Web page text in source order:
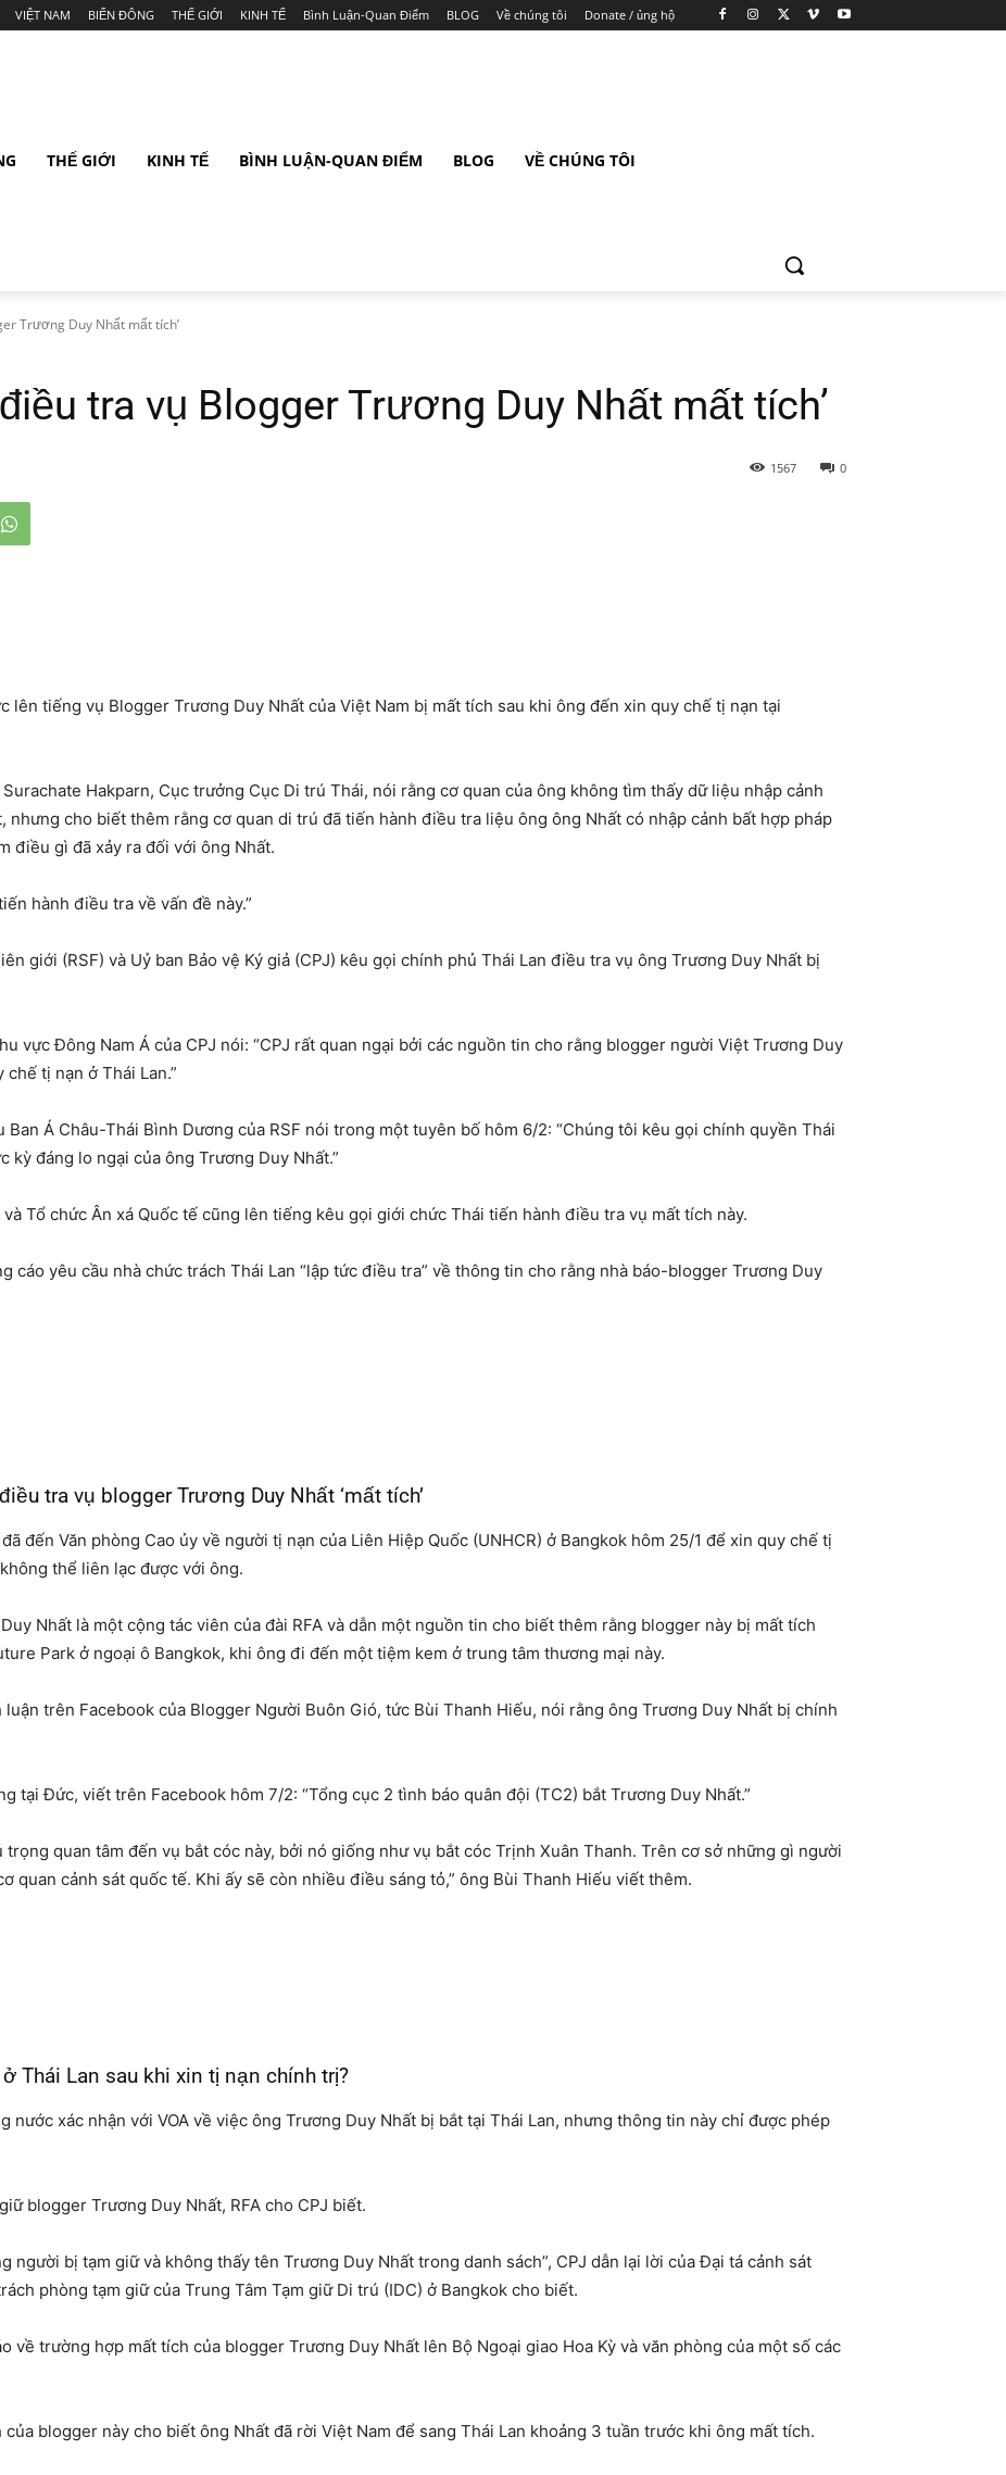
VIỆT NAM BIỂN ĐÔNG THẾ GIỚI KINH TẾ Bình Luận-Quan Điểm BLOG Về chúng tôi Donate / ủng hộ
THẾ GIỚI KINH TẾ BÌNH LUẬN-QUAN ĐIỂM BLOG VỀ CHÚNG TÔI
Trương Duy Nhất mất tích’
tra vụ Blogger Trương Duy Nhất mất tích’
0
1567
lên tiếng vụ Blogger Trương Duy Nhất của Việt Nam bị mất tích sau khi ông đến xin quy chế tị nạn tại
Hakparn, Cục trưởng Cục Di trú Thái, nói rằng cơ quan của ông không tìm thấy dữ liệu nhập cảnh
nhưng cho biết thêm rằng cơ quan di trú đã tiến hành điều tra liệu ông ông Nhất có nhập cảnh bất hợp pháp
điều gì đã xảy ra đối với ông Nhất.
hành điều tra về vấn đề này.”
giới (RSF) và Uỷ ban Bảo vệ Ký giả (CPJ) kêu gọi chính phủ Thái Lan điều tra vụ ông Trương Duy Nhất bị
vực Đông Nam Á của CPJ nói: “CPJ rất quan ngại bởi các nguồn tin cho rằng blogger người Việt Trương Duy
tị nạn ở Thái Lan.”
Ban Á Châu-Thái Bình Dương của RSF nói trong một tuyên bố hôm 6/2: “Chúng tôi kêu gọi chính quyền Thái
kỳ đáng lo ngại của ông Trương Duy Nhất.”
Tổ chức Ân xá Quốc tế cũng lên tiếng kêu gọi giới chức Thái tiến hành điều tra vụ mất tích này.
cáo yêu cầu nhà chức trách Thái Lan “lập tức điều tra” về thông tin cho rằng nhà báo-blogger Trương Duy
tra vụ blogger Trương Duy Nhất ‘mất tích’
đến Văn phòng Cao ủy về người tị nạn của Liên Hiệp Quốc (UNHCR) ở Bangkok hôm 25/1 để xin quy chế tị
thể liên lạc được với ông.
Nhất là một cộng tác viên của đài RFA và dẫn một nguồn tin cho biết thêm rằng blogger này bị mất tích
Park ở ngoại ô Bangkok, khi ông đi đến một tiệm kem ở trung tâm thương mại này.
trên Facebook của Blogger Người Buôn Gió, tức Bùi Thanh Hiếu, nói rằng ông Trương Duy Nhất bị chính
tại Đức, viết trên Facebook hôm 7/2: “Tổng cục 2 tình báo quân đội (TC2) bắt Trương Duy Nhất.”
quan tâm đến vụ bắt cóc này, bởi nó giống như vụ bắt cóc Trịnh Xuân Thanh. Trên cơ sở những gì người
quan cảnh sát quốc tế. Khi ấy sẽ còn nhiều điều sáng tỏ,” ông Bùi Thanh Hiếu viết thêm.
Thái Lan sau khi xin tị nạn chính trị?
nước xác nhận với VOA về việc ông Trương Duy Nhất bị bắt tại Thái Lan, nhưng thông tin này chỉ được phép
blogger Trương Duy Nhất, RFA cho CPJ biết.
người bị tạm giữ và không thấy tên Trương Duy Nhất trong danh sách”, CPJ dẫn lại lời của Đại tá cảnh sát
phòng tạm giữ của Trung Tâm Tạm giữ Di trú (IDC) ở Bangkok cho biết.
về trường hợp mất tích của blogger Trương Duy Nhất lên Bộ Ngoại giao Hoa Kỳ và văn phòng của một số các
blogger này cho biết ông Nhất đã rời Việt Nam để sang Thái Lan khoảng 3 tuần trước khi ông mất tích.